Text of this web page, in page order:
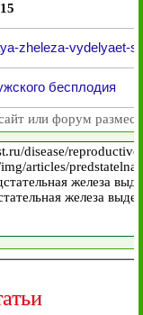
zheleza-vydelyaet-
бесплодия
или форум